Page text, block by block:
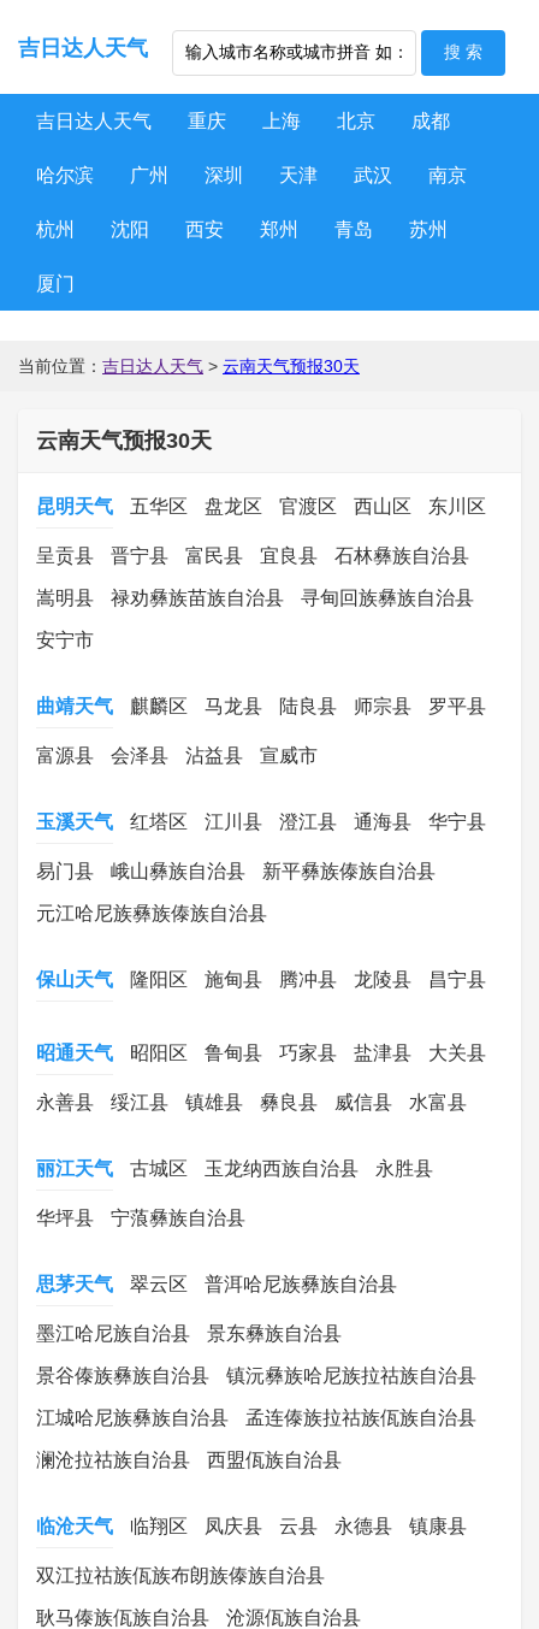
吉日达人天气
吉日达人天气 重庆 上海 北京 成都
哈尔滨 广州 深圳 天津 武汉 南京
杭州 沈阳 西安 郑州 青岛 苏州
厦门
当前位置： 吉日达人天气 > 云南天气预报30天
云南天气预报30天
昆明天气 五华区 盘龙区 官渡区 西山区 东川区
呈贡县 晋宁县 富民县 宜良县 石林彝族自治县
嵩明县 禄劝彝族苗族自治县 寻甸回族彝族自治县
安宁市
曲靖天气 麒麟区 马龙县 陆良县 师宗县 罗平县
富源县 会泽县 沾益县 宣威市
玉溪天气 红塔区 江川县 澄江县 通海县 华宁县
易门县 峨山彝族自治县 新平彝族傣族自治县
元江哈尼族彝族傣族自治县
保山天气 隆阳区 施甸县 腾冲县 龙陵县 昌宁县
昭通天气 昭阳区 鲁甸县 巧家县 盐津县 大关县
永善县 绥江县 镇雄县 彝良县 威信县 水富县
丽江天气 古城区 玉龙纳西族自治县 永胜县
华坪县 宁蒗彝族自治县
思茅天气 翠云区 普洱哈尼族彝族自治县
墨江哈尼族自治县 景东彝族自治县
景谷傣族彝族自治县 镇沅彝族哈尼族拉祜族自治县
江城哈尼族彝族自治县 孟连傣族拉祜族佤族自治县
澜沧拉祜族自治县 西盟佤族自治县
临沧天气 临翔区 凤庆县 云县 永德县 镇康县
双江拉祜族佤族布朗族傣族自治县
耿马傣族佤族自治县 沧源佤族自治县